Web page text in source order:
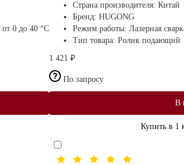
от 0 до 40 °С
Страна производителя: Китай
Бренд: HUGONG
Режим работы: Лазерная
Тип товара: Ролик подающий
1 421 ₽
По запросу
В
Купить в 1